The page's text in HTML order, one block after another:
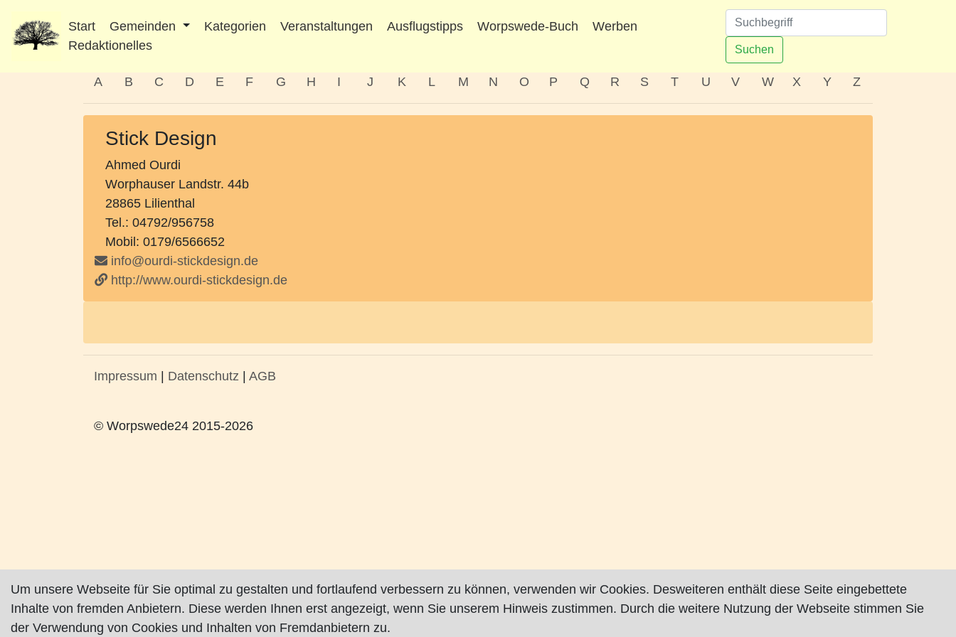
Start Gemeinden Kategorien Veranstaltungen Ausflugstipps Worpswede-Buch
Werben
Redaktionelles
Suchen
A B C D E F G H I J K L M N O P Q R S T U V W X Y Z
Stick Design
Ahmed Ourdi
Worphauser Landstr. 44b
28865 Lilienthal
Tel.: 04792/956758
Mobil: 0179/6566652
info@ourdi-stickdesign.de
http://www.ourdi-stickdesign.de
Impressum Datenschutz AGB
© Worpswede24 2015-2026
Um unsere Webseite für Sie optimal zu gestalten und fortlaufend verbessern zu können, verwenden wir Cookies. Desweiteren enthält diese Seite eingebettete
Inhalte von fremden Anbietern. Diese werden Ihnen erst angezeigt, wenn Sie unserem Hinweis zustimmen. Durch die weitere Nutzung der Webseite stimmen Sie
der Verwendung von Cookies und Inhalten von Fremdanbietern zu.